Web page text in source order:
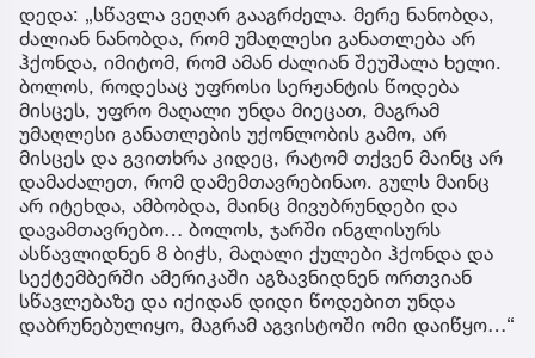
დედა: „სწავლა ვეღარ გააგრძელა. მერე ნანობდა,
ძალიან ნანობდა, რომ უმაღლესი განათლება არ
ჰქონდა, იმიტომ, რომ ამან ძალიან შეუშალა ხელი.
ბოლოს, როდესაც უფროსი სერჟანტის წოდება
მისცეს, უფრო მაღალი უნდა მიეცათ, მაგრამ
უმაღლესი განათლების უქონლობის გამო, არ
მისცეს და გვითხრა კიდეც, რატომ თქვენ მაინც არ
დამაძალეთ, რომ დამემთავრებინაო. გულს მაინც
არ იტეხდა, ამბობდა, მაინც მივუბრუნდები და
დავამთავრებო… ბოლოს, ჯარში ინგლისურს
ასწავლიდნენ 8 ბიჭს, მაღალი ქულები ჰქონდა და
სექტემბერში ამერიკაში აგზავნიდნენ ორთვიან
სწავლებაზე და იქიდან დიდი წოდებით უნდა
დაბრუნებულიყო, მაგრამ აგვისტოში ომი დაიწყო…“